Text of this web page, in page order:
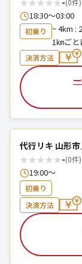
★★★★★ (0件)
18:30～03:00
初乗り
~ 4km :
1㎞ごと
決済方法
代行リキ 山形
★★★★★-(0件)
19:00〜
初乗り
決済方法